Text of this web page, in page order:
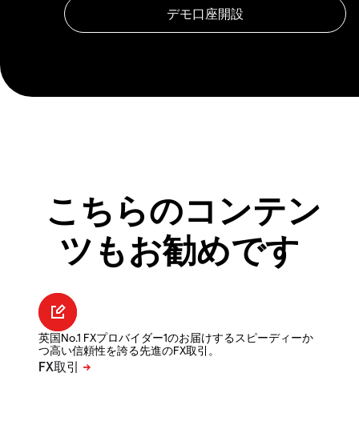
こちらのコンテン
ツもお勧めです
英国No.1 FXプロバイダー1のお届けするスピーディーか
つ高い信頼性を誇る先進のFX取引。